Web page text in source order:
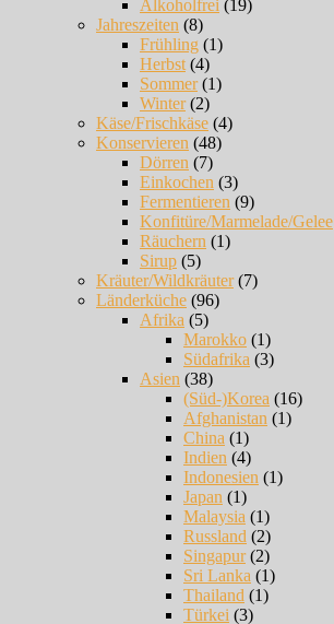
Alkoholfrei (19)
Jahreszeiten (8)
Frühling (1)
Herbst (4)
Sommer(1)
Winter(2)
Käse/Frischkäse (4)
Konservieren (48)
Dörren (7)
Einkochen (3)
Fermentieren (9)
Konfitüre/Marmelade/Gelee
Räuchern (1)
Sirup (5)
Kräuter/Wildkräuter(7)
Länderküche (96)
Afrika (5)
Marokko (1)
Südafrika (3)
Asien (38)
(Süd-)Korea (16)
Afghanistan (1)
China (1)
Indien (4)
Indonesien (1)
Japan (1)
Malaysia (1)
Russland (2)
Singapur(2)
Sri Lanka (1)
Thailand (1)
Türkei (3)